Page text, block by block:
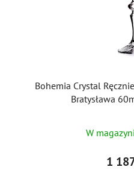
Bohemia Crystal
Bratysława
W
1